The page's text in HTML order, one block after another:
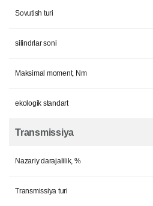
Sovutish turi
silindrlar soni
Maksimal moment, Nm
ekologik standart
Transmissiya
Nazariy darajalilik, %
Transmissiya turi